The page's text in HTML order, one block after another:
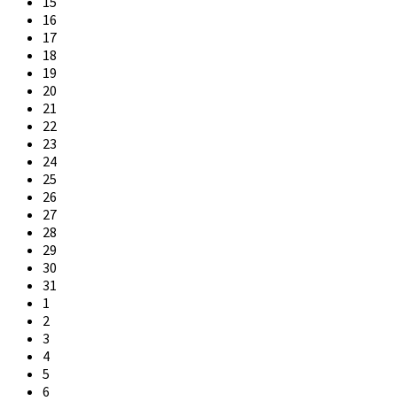
16
17
18
19
20
21
22
23
24
25
26
27
28
29
30
31
1
2
3
4
5
6